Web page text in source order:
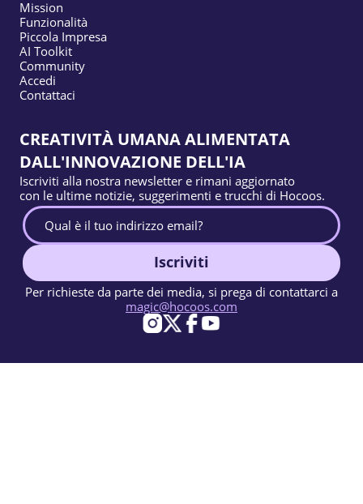
Mission
Funzionalità
Piccola Impresa
AI Toolkit
Community
Accedi
Contattaci
CREATIVITÀ UMANA ALIMENTATA
DALL'INNOVAZIONE DELL'IA
Iscriviti alla nostra newsletter e rimani aggiornato
con le ultime notizie, suggerimenti e trucchi di Hocoos.
Iscriviti
Per richieste da parte dei media, si prega di contattarci a
magic@hocoos.com